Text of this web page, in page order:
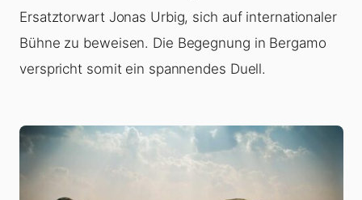
Ersatztorwart Jonas Urbig, sich auf internationaler
Bühne zu beweisen. Die Begegnung in Bergamo
verspricht somit ein spannendes Duell.